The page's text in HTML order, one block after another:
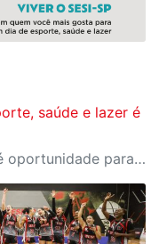
saúde e lazer é
A campanha Convide um Amigo é oportunidade para reunir amigos para aproveitar juntos toda estrutura da unidade SESI-SP mais próxima. Os benefícios para clientes e convidados estão no regulamento